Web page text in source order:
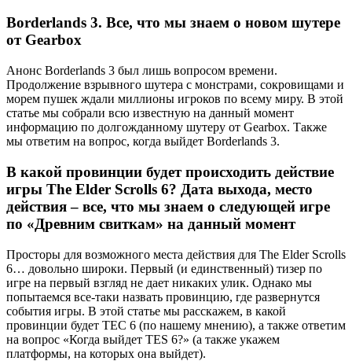
Borderlands 3. Все, что мы знаем о новом шутере
от Gearbox
Анонс Borderlands 3 был лишь вопросом времени.
Продолжение взрывного шутера с монстрами, сокровищами и
морем пушек ждали миллионы игроков по всему миру. В этой
статье мы собрали всю известную на данный момент
информацию по долгожданному шутеру от Gearbox. Также
мы ответим на вопрос, когда выйдет Borderlands 3.
В какой провинции будет происходить действие
игры The Elder Scrolls 6? Дата выхода, место
действия – все, что мы знаем о следующей игре
по «Древним свиткам» на данный момент
Просторы для возможного места действия для The Elder Scrolls
6… довольно широки. Первый (и единственный) тизер по
игре на первый взгляд не дает никаких улик. Однако мы
попытаемся все-таки назвать провинцию, где развернутся
события игры. В этой статье мы расскажем, в какой
провинции будет ТЕС 6 (по нашему мнению), а также ответим
на вопрос «Когда выйдет TES 6?» (а также укажем
платформы, на которых она выйдет).